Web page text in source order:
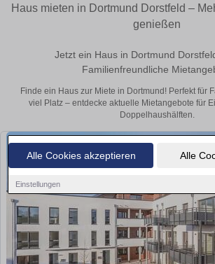
Alle Cookies akzeptieren Alle
Einstellungen
Haus mieten in Dortmund Dorstfeld –
genießen
Jetzt ein Haus in Dortmund
Familienfreundliche
Finde ein Haus zur Miete in Dortmund! Perfekt für
viel Platz – entdecke aktuelle Mietangebote für
Doppelhaushälften.